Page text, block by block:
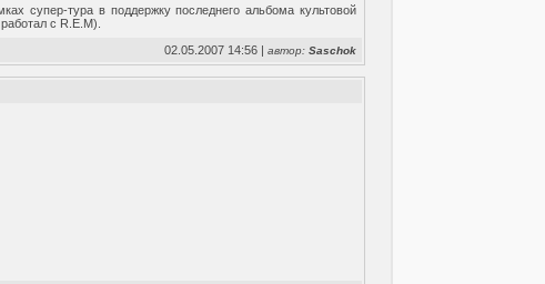
супер-тура в поддержку последнего альбома культовой
с R.E.M).
02.05.2007 14:56 |автор:Saschok